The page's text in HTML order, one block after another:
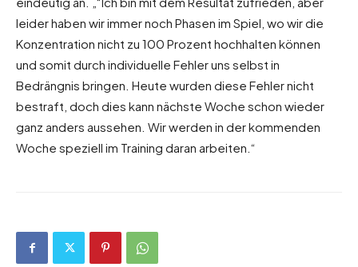
leider haben wir immer noch Phasen im Spiel, wo wir die
Konzentration nicht zu 100 Prozent hochhalten können
und somit durch individuelle Fehler uns selbst in
Bedrängnis bringen. Heute wurden diese Fehler nicht
bestraft, doch dies kann nächste Woche schon wieder
ganz anders aussehen. Wir werden in der kommenden
Woche speziell im Training daran arbeiten.“